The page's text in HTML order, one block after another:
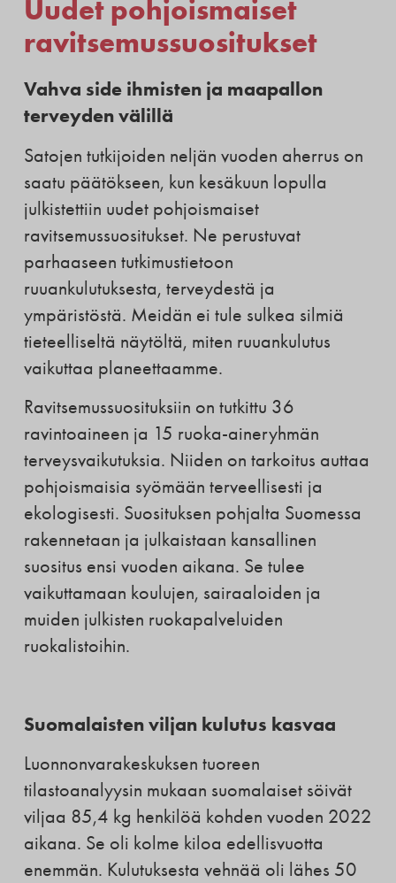
Uudet pohjoismaiset
ravitsemussuositukset
Vahva side ihmisten ja maapallon
terveyden välillä
Satojen tutkijoiden neljän vuoden aherrus on
saatu päätökseen, kun kesäkuun lopulla
julkistettiin uudet pohjoismaiset
ravitsemussuositukset. Ne perustuvat
parhaaseen tutkimustietoon
ruuankulutuksesta, terveydestä ja
ympäristöstä. Meidän ei tule sulkea silmiä
tieteelliseltä näytöltä, miten ruuankulutus
vaikuttaa planeettaamme.
Ravitsemussuosituksiin on tutkittu 36
ravintoaineen ja 15 ruoka-aineryhmän
terveysvaikutuksia. Niiden on tarkoitus auttaa
pohjoismaisia syömään terveellisesti ja
ekologisesti. Suosituksen pohjalta Suomessa
rakennetaan ja julkaistaan kansallinen
suositus ensi vuoden aikana. Se tulee
vaikuttamaan koulujen, sairaaloiden ja
muiden julkisten ruokapalveluiden
ruokalistoihin.
Suomalaisten viljan kulutus kasvaa
Luonnonvarakeskuksen tuoreen
tilastoanalyysin mukaan suomalaiset söivät
viljaa 85,4 kg henkilöä kohden vuoden 2022
aikana. Se oli kolme kiloa edellisvuotta
enemmän. Kulutuksesta vehnää oli lähes 50